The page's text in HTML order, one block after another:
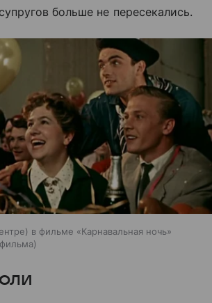
больше не пересекались.
в фильме «Карнавальная ночь»